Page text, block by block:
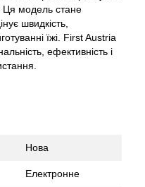
Ця модель стане
швидкість,
їжі. First Austria
ефективність і
Нова
Електронне